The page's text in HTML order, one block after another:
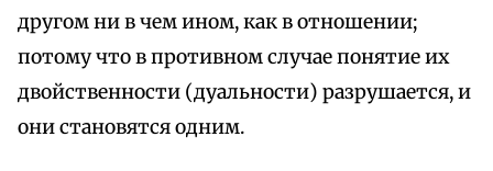
другом ни в чем ином, как в отношении;
потому что в противном случае понятие их
двойственности (дуальности) разрушается, и
они становятся одним.